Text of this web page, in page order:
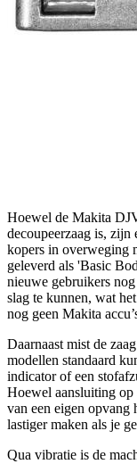
Hoewel de Makita
decoupeerzaag is, zijn
kopers in overweging
geleverd als 'Basic
nieuwe gebruikers
slag te kunnen, wat
nog geen Makita
Daarnaast mist de
modellen standaard
indicator of een
Hoewel aansluiting
van een eigen opvang
lastiger maken als je
Qua vibratie is de